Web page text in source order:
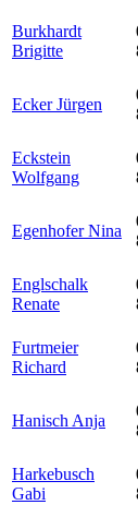
Burkhardt
Brigitte
Ecker Jürgen
Eckstein
Wolfgang
Egenhofer Nina
Englschalk
Renate
Furtmeier
Richard
Hanisch Anja
Harkebusch
Gabi